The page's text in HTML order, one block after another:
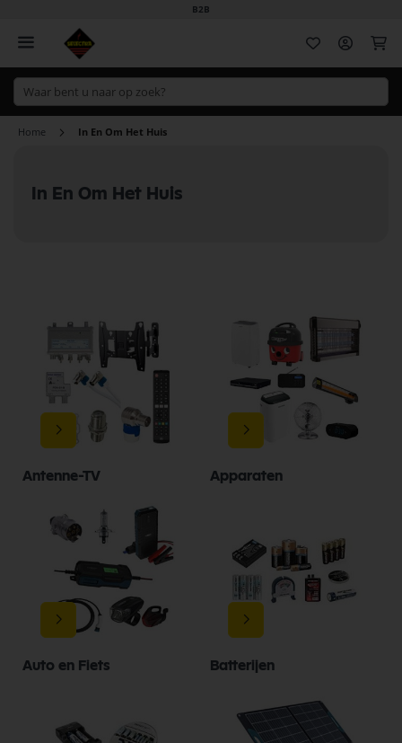
B2B
Home In En Om Het Huis
In En Om Het Huis
Antenne-TV Apparaten
Auto en Fiets Batterijen